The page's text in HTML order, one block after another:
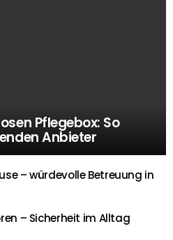
Pflegebox: So
Anbieter
– würdevolle Betreuung in
– Sicherheit im Alltag